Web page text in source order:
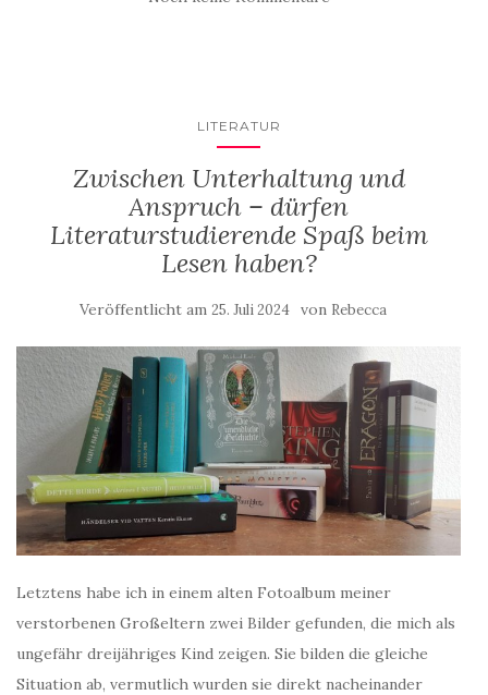
LITERATUR
Zwischen Unterhaltung und
Anspruch – dürfen
Literaturstudierende Spaß beim
Lesen haben?
Veröffentlicht am 25. Juli 2024 von Rebecca
Letztens habe ich in einem alten Fotoalbum meiner
verstorbenen Großeltern zwei Bilder gefunden, die mich als
ungefähr dreijähriges Kind zeigen. Sie bilden die gleiche
Situation ab, vermutlich wurden sie direkt nacheinander